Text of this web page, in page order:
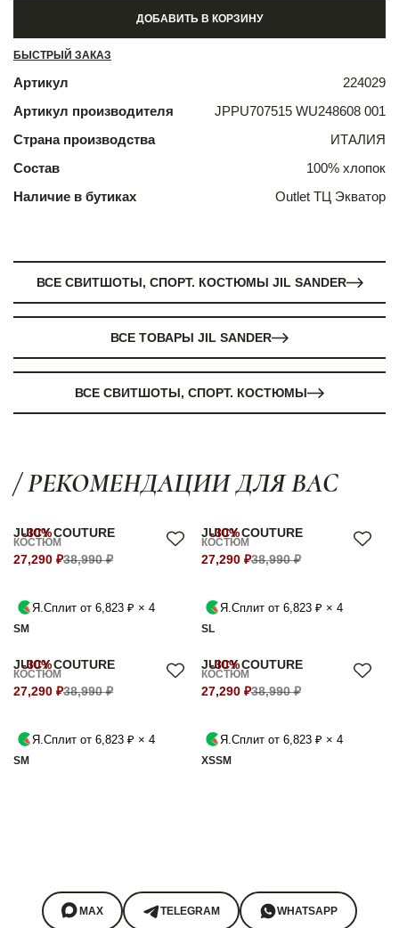
ДОБАВИТЬ В КОРЗИНУ
БЫСТРЫЙ ЗАКАЗ
Артикул
224029
Артикул производителя
JPPU707515 WU248608 001
Страна производства
ИТАЛИЯ
Состав
100% хлопок
Наличие в бутиках
Outlet ТЦ Экватор
ВСЕ СВИТШОТЫ, СПОРТ. КОСТЮМЫ JIL SANDER
ВСЕ ТОВАРЫ JIL SANDER
ВСЕ СВИТШОТЫ, СПОРТ. КОСТЮМЫ
/ РЕКОМЕНДАЦИИ ДЛЯ ВАС
-30%
JUICY COUTURE
КОСТЮМ
27,290 ₽38,990 ₽
Я.Сплит от 6,823 ₽ × 4
SM
-30%
JUICY COUTURE
КОСТЮМ
27,290 ₽38,990 ₽
Я.Сплит от 6,823 ₽ × 4
SL
-30%
JUICY COUTURE
КОСТЮМ
27,290 ₽38,990 ₽
Я.Сплит от 6,823 ₽ × 4
SM
-30%
JUICY COUTURE
КОСТЮМ
27,290 ₽38,990 ₽
Я.Сплит от 6,823 ₽ × 4
XSSM
MAX TELEGRAM WHATSAPP